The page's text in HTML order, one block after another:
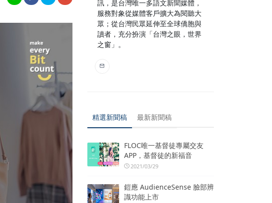
訊，是台灣唯一多語文新聞媒體，
服務對象從媒體客戶擴大為閱聽大
眾；從台灣民眾延伸至全球僑胞與
讀者，充分扮演「台灣之眼，世界
之窗」。
精選新聞稿 最新新聞稿
FLOC唯一基督徒專屬交友
APP，基督徒的新福音
2021/03/29
鎧應 AudienceSense 臉部辨
識功能上市